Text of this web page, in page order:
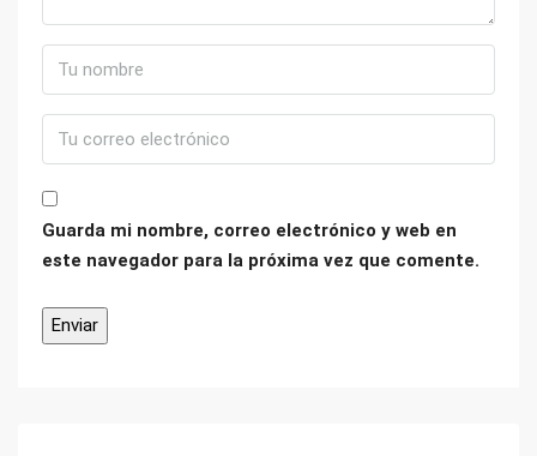
Guarda mi nombre, correo electrónico y web en
este navegador para la próxima vez que comente.